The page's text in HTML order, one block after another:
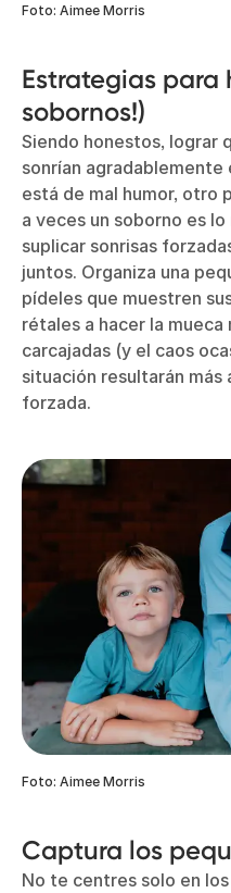
Foto: Aimee Morris
Estrategias para
sobornos!)
Siendo honestos, lograr
sonrían
está de mal humor, otro
a veces un soborno es
suplicar sonrisas
juntos. Organiza una
pídeles que muestren
rétales a hacer la mueca
carcajadas (y el caos
situación resultarán más
forzada.
Foto: Aimee Morris
Captura los
No te centres solo en